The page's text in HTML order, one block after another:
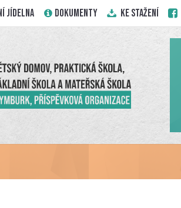
JÍDELNA DOKUMENTY KE STAŽENÍ